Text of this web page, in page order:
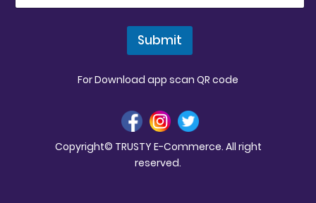
Submit
For Download app scan QR code
Copyright© TRUSTY E-Commerce. All right
reserved.